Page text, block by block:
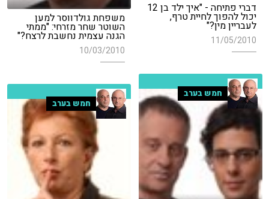
דברי פתיחה - "איך ילד בן 12
יכול להפוך לחיית טרף,
לעבריין מין?"
11/05/2010
משפחת גולדווסר למען
השוטר שחר מזרחי: "ממתי
הגנה עצמית נחשבת לרצח?"
10/03/2010
חמש בערב
חמש בערב